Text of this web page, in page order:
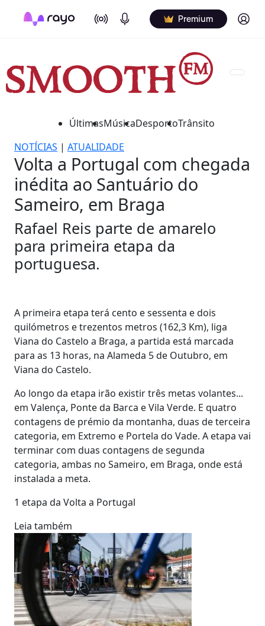
On Air Podcasts Premium Log in
ÚltimasMúsicaDesportoTrânsito
NOTÍCIAS | ATUALIDADE
Volta a Portugal com chegada
inédita ao Santuário do
Sameiro, em Braga
Rafael Reis parte de amarelo
para primeira etapa da
portuguesa.
A primeira etapa terá cento e sessenta e dois
quilómetros e trezentos metros (162,3 Km), liga
Viana do Castelo a Braga, a partida está marcada
para as 13 horas, na Alameda 5 de Outubro, em
Viana do Castelo.
Ao longo da etapa irão existir três metas volantes...
em Valença, Ponte da Barca e Vila Verde. E quatro
contagens de prémio da montanha, duas de terceira
categoria, em Extremo e Portela do Vade. A etapa vai
terminar com duas contagens de segunda
categoria, ambas no Sameiro, em Braga, onde está
instalada a meta.
1 etapa da Volta a Portugal
Leia também